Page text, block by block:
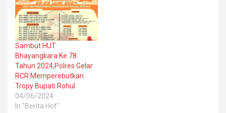
Sambut HUT
Bhayangkara Ke 78
Tahun 2024,Polres Gelar
RCR Memperebutkan
Tropy Bupati Rohul
04/06/2024
In "Berita Hot"